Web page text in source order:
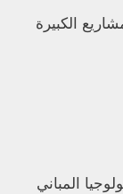
الكبيرة
المباني